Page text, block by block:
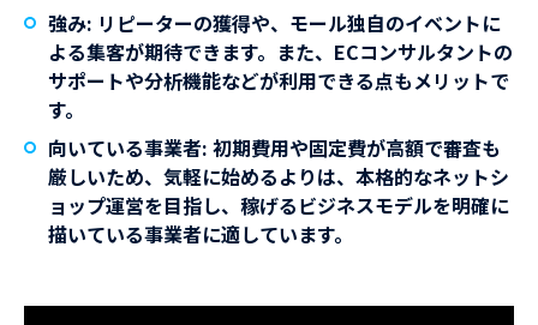
強み: リピーターの獲得や、モール独自のイベントに
よる集客が期待できます。また、ECコンサルタントの
サポートや分析機能などが利用できる点もメリットで
す。
向いている事業者: 初期費用や固定費が高額で審査も
厳しいため、気軽に始めるよりは、本格的なネットシ
ョップ運営を目指し、稼げるビジネスモデルを明確に
描いている事業者に適しています。